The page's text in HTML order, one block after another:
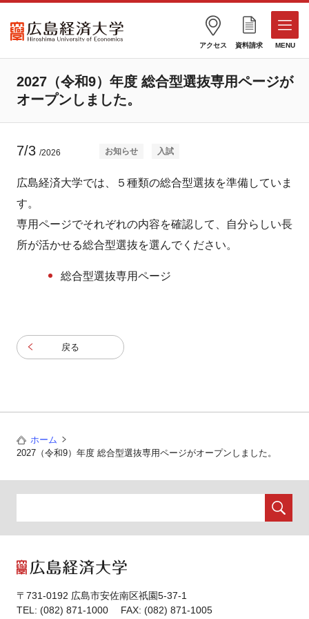
アクセス 資料請求 MENU
2027（令和9）年度 総合型選抜専用ページが
オープンしました。
7/3 /2026 お知らせ 入試
広島経済大学では、５種類の総合型選抜を準備していま
す。
専用ページでそれぞれの内容を確認して、自分らしい長
所が活かせる総合型選抜を選んでください。
総合型選抜専用ページ
戻る
ホーム
2027（令和9）年度 総合型選抜専用ページがオープンしました。
〒731-0192 広島市安佐南区祇園5-37-1
TEL: (082) 871-1000 FAX: (082) 871-1005